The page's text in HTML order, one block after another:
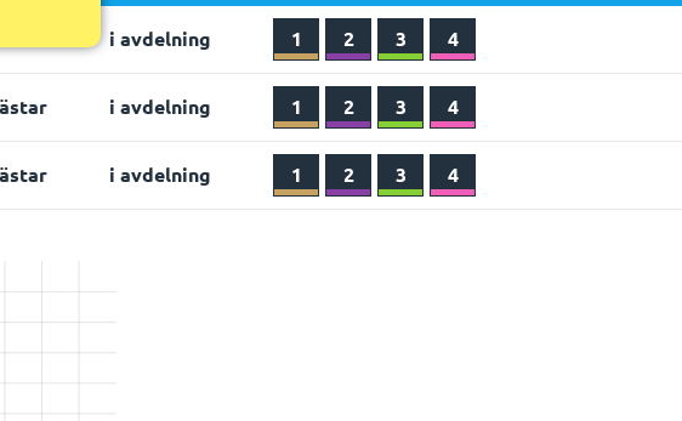
i avdelning 1 2 3 4
i avdelning 1 2 3 4
i avdelning 1 2 3 4